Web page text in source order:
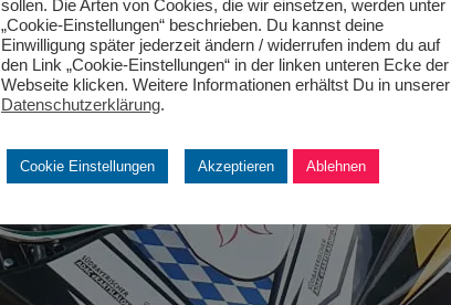
sollen. Die Arten von Cookies, die wir einsetzen, werden unter
„Cookie-Einstellungen“ beschrieben. Du kannst deine
Einwilligung später jederzeit ändern / widerrufen indem du auf
den Link „Cookie-Einstellungen“ in der linken unteren Ecke der
Webseite klicken. Weitere Informationen erhältst Du in unserer
Datenschutzerklärung.
Cookie Einstellungen Akzeptieren Ablehnen